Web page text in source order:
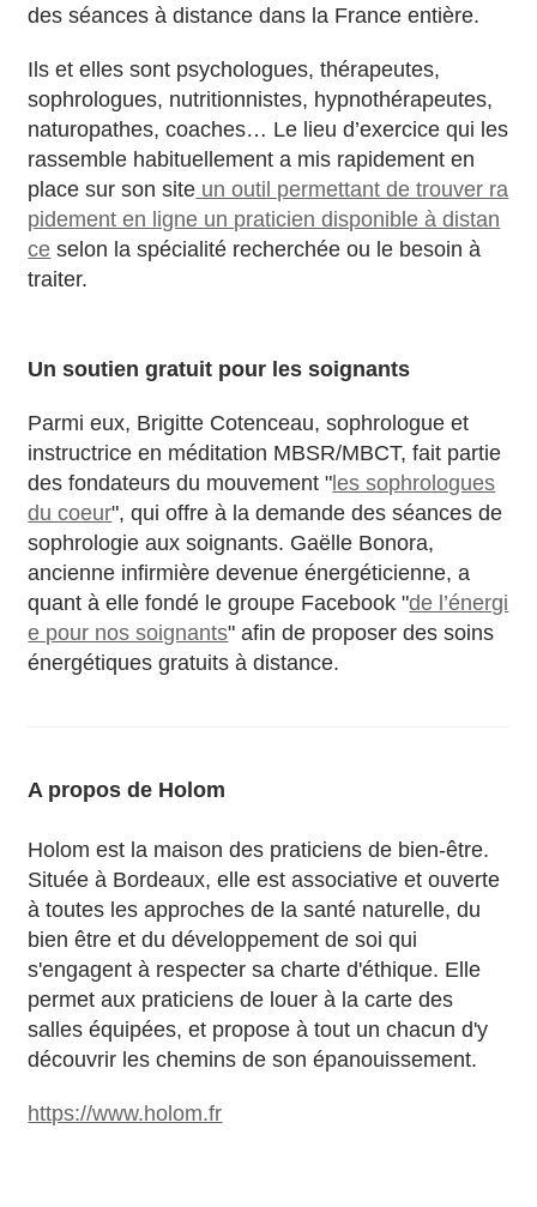
des séances à distance dans la France entière.
Ils et elles sont psychologues, thérapeutes,
sophrologues, nutritionnistes, hypnothérapeutes,
naturopathes, coaches… Le lieu d’exercice qui les
rassemble habituellement a mis rapidement en
place sur son site un outil permettant de trouver ra
pidement en ligne un praticien disponible à distan
ce selon la spécialité recherchée ou le besoin à
traiter.
Un soutien gratuit pour les soignants
Parmi eux, Brigitte Cotenceau, sophrologue et
instructrice en méditation MBSR/MBCT, fait partie
des fondateurs du mouvement " les sophrologues
du coeur", qui offre à la demande des séances de
sophrologie aux soignants. Gaëlle Bonora,
ancienne infirmière devenue énergéticienne, a
quant à elle fondé le groupe Facebook "de l’énergi
e pour nos soignants" afin de proposer des soins
énergétiques gratuits à distance.
A propos de Holom
Holom est la maison des praticiens de bien-être.
Située à Bordeaux, elle est associative et ouverte
à toutes les approches de la santé naturelle, du
bien être et du développement de soi qui
s'engagent à respecter sa charte d'éthique. Elle
permet aux praticiens de louer à la carte des
salles équipées, et propose à tout un chacun d'y
découvrir les chemins de son épanouissement.
https://www.holom.fr